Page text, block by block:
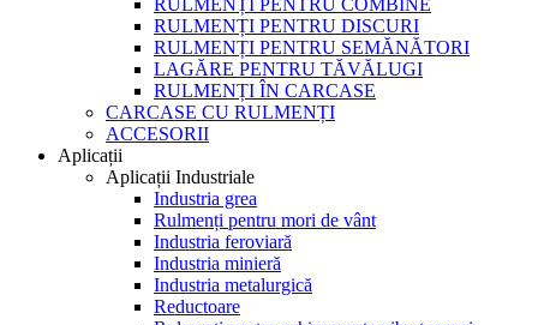
RULMENȚI PENTRU COMBINE
RULMENȚI PENTRU DISCURI
RULMENȚI PENTRU SEMĂNĂTORI
LAGĂRE PENTRU TĂVĂLUGI
RULMENȚI ÎN CARCASE
CARCASE CU RULMENȚI
ACCESORII
Aplicații
Aplicații Industriale
Industria grea
Rulmenți pentru mori de vânt
Industria feroviară
Industria minieră
Industria metalurgică
Reductoare